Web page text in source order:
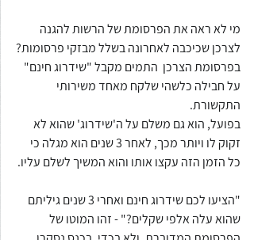
מי לא ראה את הפרסומת של הרשות להגנה
לצרכן שכיכבה לאחרונה בשלל מבזקי פרסומות?
בפרסומת הצרכן  התמים מקבל "שידרוג חינם"
על חבילה כלשהי שלקח מאחד משירותי
התקשורת.
בפועל, הוא גם משלם על ה'שידרוג' שהוא לא
זקוק לו ויותר מכך, לאחר 3 שנים הוא מגלה כי
כל הזמן הזה עקצו אותו והוא המשיך לשלם עליו.
"הציעו לכם שידרוג חינם ואחרי 3 שנים גיליתם
שהוא עלה אלפי שקלים?" - זהו המוטו של